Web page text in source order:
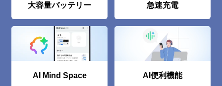
大容量バッテリー 急速充電
AI Mind Space AI便利機能